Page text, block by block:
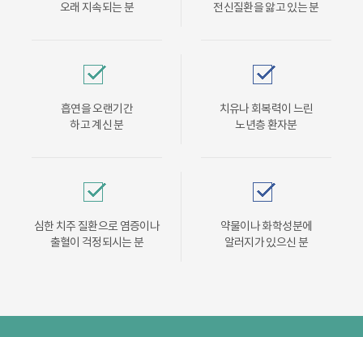
오래 지속되는 분
전신질환을 앓고 있는 분
흡연을 오랜기간
하고 계신 분
치유나 회복력이 느린
노년층 환자분
심한 치주 질환으로 염증이나
출혈이 걱정되시는 분
약물이나 화학성분에
알러지가 있으신 분